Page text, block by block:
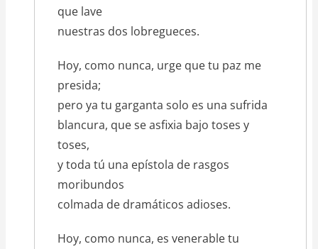
que lave
nuestras dos lobregueces.
Hoy, como nunca, urge que tu paz me
presida;
pero ya tu garganta solo es una sufrida
blancura, que se asfixia bajo toses y
toses,
y toda tú una epístola de rasgos
moribundos
colmada de dramáticos adioses.
Hoy, como nunca, es venerable tu